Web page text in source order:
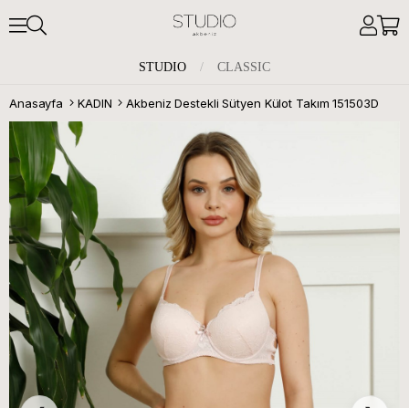
STUDIO / CLASSIC
Anasayfa KADIN Akbeniz Destekli Sütyen Külot Takım 151503D